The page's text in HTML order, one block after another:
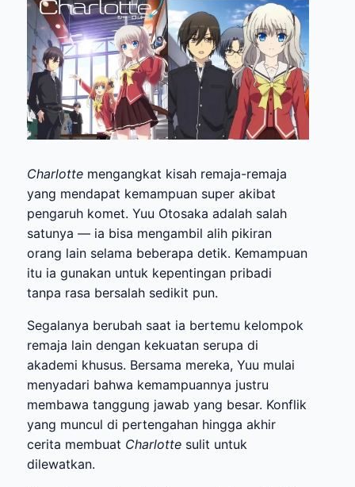
Charlotte mengangkat kisah remaja-remaja
yang mendapat kemampuan super akibat
pengaruh komet. Yuu Otosaka adalah salah
satunya — ia bisa mengambil alih pikiran
orang lain selama beberapa detik. Kemampuan
itu ia gunakan untuk kepentingan pribadi
tanpa rasa bersalah sedikit pun.
Segalanya berubah saat ia bertemu kelompok
remaja lain dengan kekuatan serupa di
akademi khusus. Bersama mereka, Yuu mulai
menyadari bahwa kemampuannya justru
membawa tanggung jawab yang besar. Konflik
yang muncul di pertengahan hingga akhir
cerita membuat Charlotte sulit untuk
dilewatkan.